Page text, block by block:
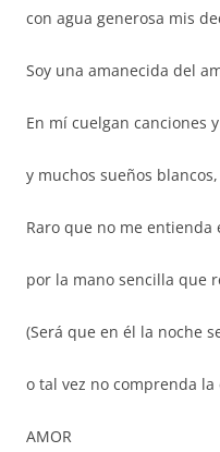
con agua generosa mis
Soy una amanecida del
En mí cuelgan canciones
y muchos sueños
Raro que no me
por la mano sencilla que
(Será que en él la noche
o tal vez no comprenda
AMOR